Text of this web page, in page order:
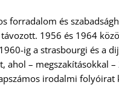
forradalom és
1956 és 1964
ig a strasbourgi és a
ahol – megszakításokkal
irodalmi folyóirat